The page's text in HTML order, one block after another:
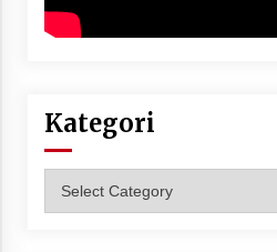
Kategori